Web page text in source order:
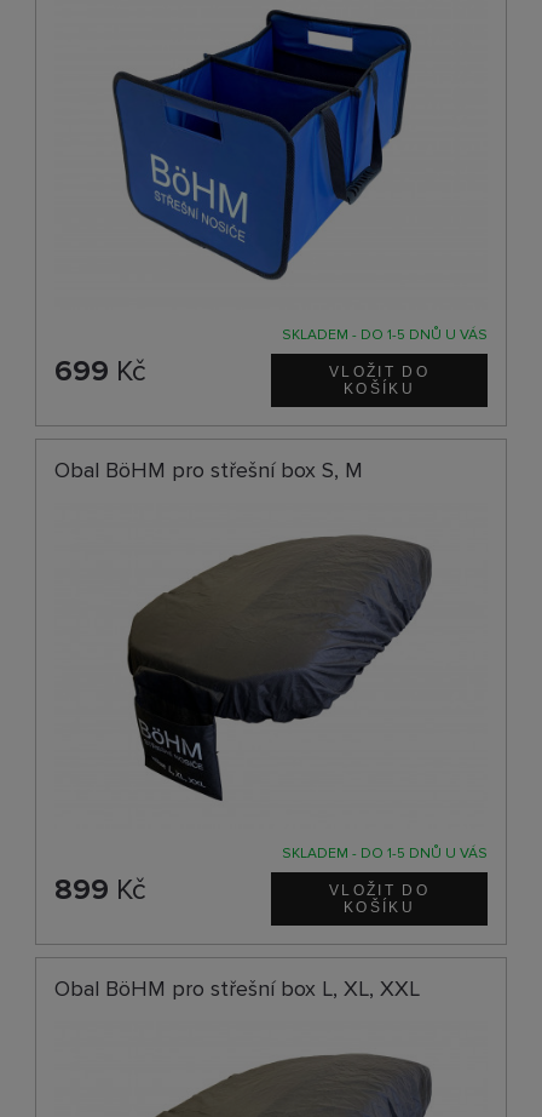
SKLADEM - DO 1-5 DNŮ U VÁS
699 Kč
Obal BöHM pro střešní box S, M
SKLADEM - DO 1-5 DNŮ U VÁS
899 Kč
Obal BöHM pro střešní box L, XL, XXL